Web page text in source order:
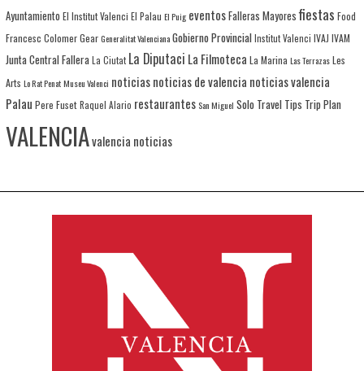
Ayuntamiento El Institut Valenci El Palau El Puig eventosFalleras Mayoresfiestas Food
Francesc ColomerGear Generalitat Valenciana Gobierno Provincial Institut Valenci IVAJ IVAM
Junta Central Fallera La Ciutat La Diputaci La Filmoteca La Marina Las Terrazas Les
Arts Lo Rat Penat Museu Valenci noticiasnoticias de valencia noticias valencia
Palau Pere Fuset Raquel Alario restaurantes San Miguel Solo Travel Tips Trip Plan
VALENCIAvalencia noticias